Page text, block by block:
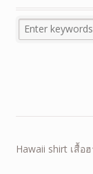
Hawaii shirt เสื้อ